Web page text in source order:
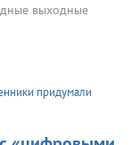
выходные
придумали